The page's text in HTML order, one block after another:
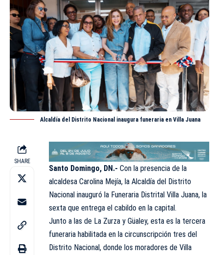
Alcaldía del Distrito Nacional inaugura funeraria en Villa Juana
SHARE
Santo Domingo, DN.- Con la presencia de la
alcaldesa Carolina Mejía, la Alcaldía del Distrito
Nacional inauguró la Funeraria Distrital Villa Juana, la
sexta que entrega el cabildo en la capital.
Junto a las de La Zurza y Güaley, esta es la tercera
funeraria habilitada en la circunscripción tres del
Distrito Nacional, donde los moradores de Villa